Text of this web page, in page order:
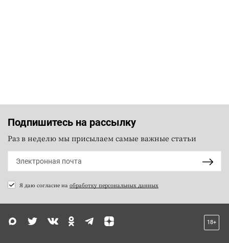
Подпишитесь на рассылку
Раз в неделю мы присылаем самые важные статьи
Я даю согласие на обработку персональных данных
18+